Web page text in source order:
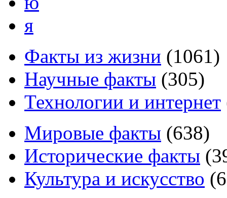
я
Факты из жизни (1061)
Научные факты (305)
Технологии и интернет
Мировые факты (638)
Исторические факты (
Культура и искусство (